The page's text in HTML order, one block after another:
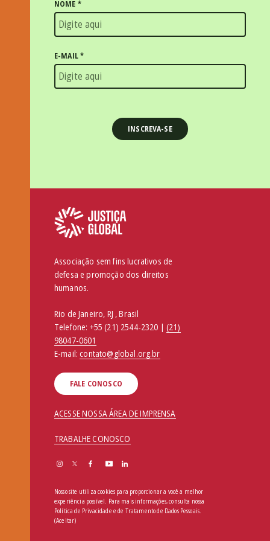
NOME *
E-MAIL*
Associação sem fins lucrativos de
defesa e promoção dos direitos
humanos.
Rio de Janeiro, RJ , Brasil
Telefone: +55 (21) 2544-2320 | (21)
98047-0601
E-mail:contato@global.org.br
FALE CONOSCO
ACESSE NOSSA ÁREA DE IMPRENSA
TRABALHE CONOSCO
Nosso site utiliza cookies para proporcionar a você a melhor
experiência possível. Para mais informações, consulta nossa
Política de Privacidade e de Tratamento de Dados Pessoais
(Aceitar)